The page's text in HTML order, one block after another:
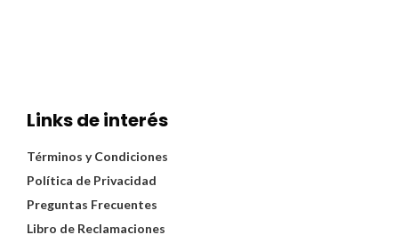
Links de interés
Términos y Condiciones
Política de Privacidad
Preguntas Frecuentes
Libro de Reclamaciones